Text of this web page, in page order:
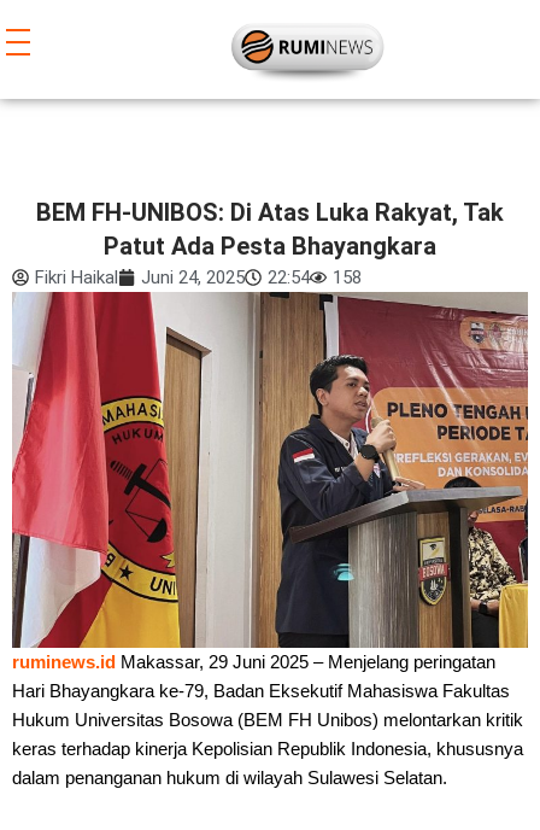
ke
BEM FH-UNIBOS: Di Atas Luka Rakyat, Tak
Patut Ada Pesta Bhayangkara
Fikri Haikal Juni 24, 2025 22:54 158
ruminews.id Makassar, 29 Juni 2025 – Menjelang peringatan
Hari Bhayangkara ke-79, Badan Eksekutif Mahasiswa Fakultas
Hukum Universitas Bosowa (BEM FH Unibos) melontarkan kritik
keras terhadap kinerja Kepolisian Republik Indonesia, khususnya
dalam penanganan hukum di wilayah Sulawesi Selatan.